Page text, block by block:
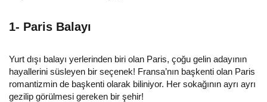
1- Paris Balayı
Yurt dışı balayı yerlerinden biri olan Paris, çoğu gelin adayının
hayallerini süsleyen bir seçenek! Fransa’nın başkenti olan Paris
romantizmin de başkenti olarak biliniyor. Her sokağının ayrı ayrı
gezilip görülmesi gereken bir şehir!